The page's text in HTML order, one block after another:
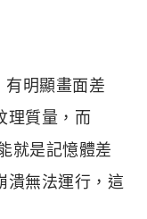
有明顯畫面差
理質量，而
就是記憶體差
潰無法運行，這